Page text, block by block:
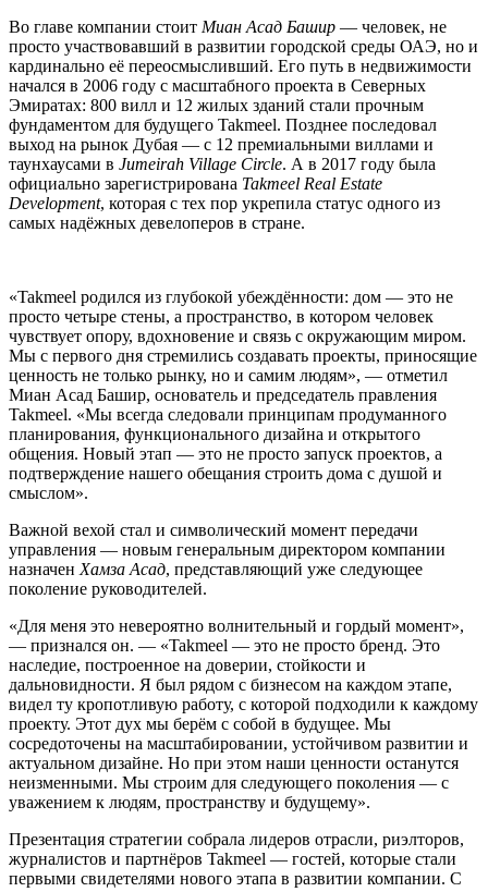
Во главе компании стоит Миан Асад Башир — человек, не
просто участвовавший в развитии городской среды ОАЭ, но и
кардинально её переосмысливший. Его путь в недвижимости
начался в 2006 году с масштабного проекта в Северных
Эмиратах: 800 вилл и 12 жилых зданий стали прочным
фундаментом для будущего Takmeel. Позднее последовал
выход на рынок Дубая — с 12 премиальными виллами и
таунхаусами в Jumeirah Village Circle. А в 2017 году была
официально зарегистрирована Takmeel Real Estate
Development, которая с тех пор укрепила статус одного из
самых надёжных девелоперов в стране.
«Takmeel родился из глубокой убеждённости: дом — это не
просто четыре стены, а пространство, в котором человек
чувствует опору, вдохновение и связь с окружающим миром.
Мы с первого дня стремились создавать проекты, приносящие
ценность не только рынку, но и самим людям», — отметил
Миан Асад Башир, основатель и председатель правления
Takmeel. «Мы всегда следовали принципам продуманного
планирования, функционального дизайна и открытого
общения. Новый этап — это не просто запуск проектов, а
подтверждение нашего обещания строить дома с душой и
смыслом».
Важной вехой стал и символический момент передачи
управления — новым генеральным директором компании
назначен Хамза Асад, представляющий уже следующее
поколение руководителей.
«Для меня это невероятно волнительный и гордый момент»,
— признался он. — «Takmeel — это не просто бренд. Это
наследие, построенное на доверии, стойкости и
дальновидности. Я был рядом с бизнесом на каждом этапе,
видел ту кропотливую работу, с которой подходили к каждому
проекту. Этот дух мы берём с собой в будущее. Мы
сосредоточены на масштабировании, устойчивом развитии и
актуальном дизайне. Но при этом наши ценности останутся
неизменными. Мы строим для следующего поколения — с
уважением к людям, пространству и будущему».
Презентация стратегии собрала лидеров отрасли, риэлторов,
журналистов и партнёров Takmeel — гостей, которые стали
первыми свидетелями нового этапа в развитии компании. С